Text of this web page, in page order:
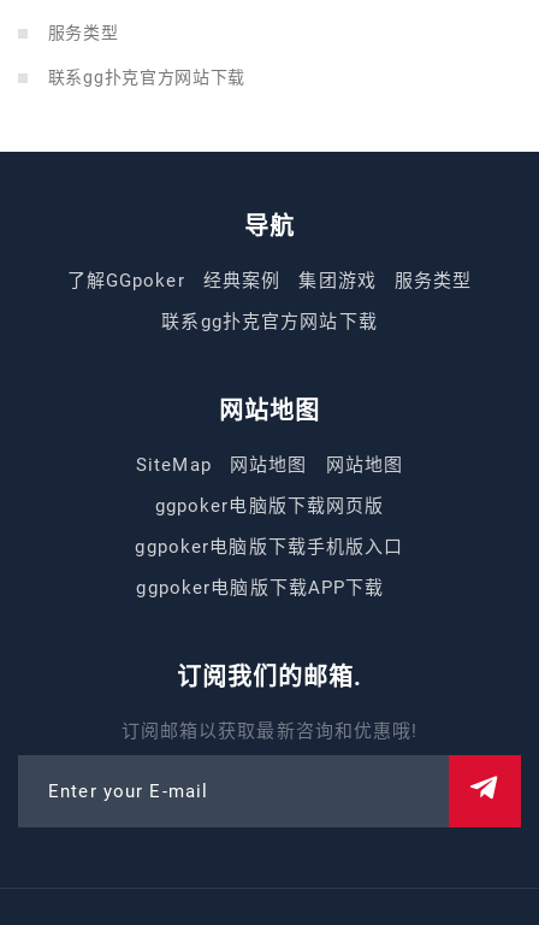
服务类型
联系gg扑克官方网站下载
导航
了解GGpoker 经典案例 集团游戏
服务类型
联系gg扑克官方网站下载
网站地图
SiteMap 网站地图
网站地图
ggpoker电脑版下载网页版
ggpoker电脑版下载手机版入口
ggpoker电脑版下载APP下载
订阅我们的邮箱.
订阅邮箱以获取最新咨询和优惠哦!
Enter your E-mail